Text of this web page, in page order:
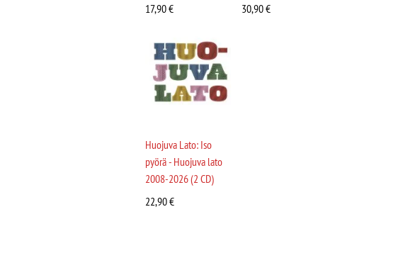
17,90€
30,90€
Huojuva Lato: Iso
pyörä - Huojuva lato
2008-2026 (2 CD)
22,90€